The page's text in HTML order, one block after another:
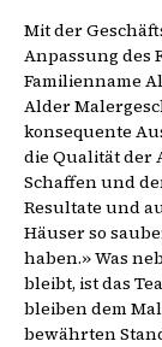
Mit der
Anpassung des
Familienname
Alder
konsequente
die Qualität der
Schaffen und
Resultate und
Häuser so
haben.» Was
bleibt, ist das
bleiben dem
bewährten